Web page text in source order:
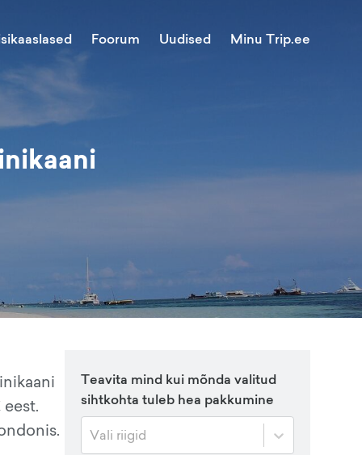
Foorum Uudised Minu Trip.ee
Teavita mind kui mõnda valitud
sihtkohta tuleb hea pakkumine
Vali riigid